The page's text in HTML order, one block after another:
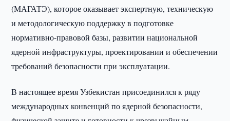
(МАГАТЭ), которое оказывает экспертную, техническую
и методологическую поддержку в подготовке
нормативно-правовой базы, развитии национальной
ядерной инфраструктуры, проектировании и обеспечении
требований безопасности при эксплуатации.
В настоящее время Узбекистан присоединился к ряду
международных конвенций по ядерной безопасности,